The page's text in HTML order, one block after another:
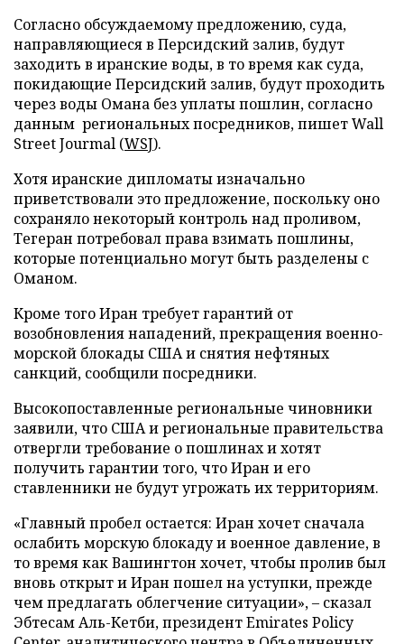
Согласно обсуждаемому предложению, суда,
направляющиеся в Персидский залив, будут
заходить в иранские воды, в то время как суда,
покидающие Персидский залив, будут проходить
через воды Омана без уплаты пошлин, согласно
данным региональных посредников, пишет Wall
Street Jourmal (WSJ).
Хотя иранские дипломаты изначально
приветствовали это предложение, поскольку оно
сохраняло некоторый контроль над проливом,
Тегеран потребовал права взимать пошлины,
которые потенциально могут быть разделены с
Оманом.
Кроме того Иран требует гарантий от
возобновления нападений, прекращения военно-
морской блокады США и снятия нефтяных
санкций, сообщили посредники.
Высокопоставленные региональные чиновники
заявили, что США и региональные правительства
отвергли требование о пошлинах и хотят
получить гарантии того, что Иран и его
ставленники не будут угрожать их территориям.
«Главный пробел остается: Иран хочет сначала
ослабить морскую блокаду и военное давление, в
то время как Вашингтон хочет, чтобы пролив был
вновь открыт и Иран пошел на уступки, прежде
чем предлагать облегчение ситуации», – сказал
Эбтесам Аль-Кетби, президент Emirates Policy